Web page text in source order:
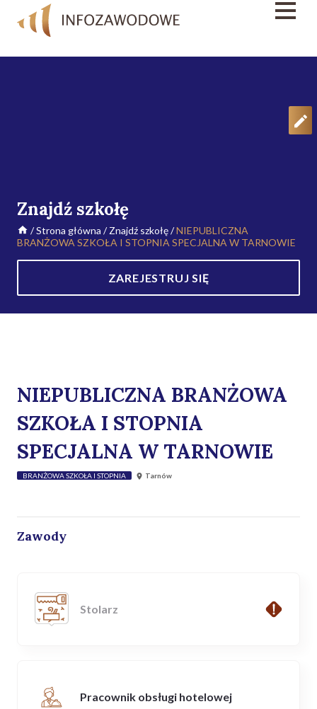
Znajdź szkołę
/Strona główna /Znajdź szkołę/NIEPUBLICZNA
BRANŻOWA SZKOŁA I STOPNIA SPECJALNA W TARNOWIE
ZAREJESTRUJ SIĘ
NIEPUBLICZNA BRANŻOWA
SZKOŁA I STOPNIA
SPECJALNA W TARNOWIE
BRANŻOWA SZKOŁA I STOPNIA Tarnów
Zawody
Stolarz
Pracownik obsługi hotelowej